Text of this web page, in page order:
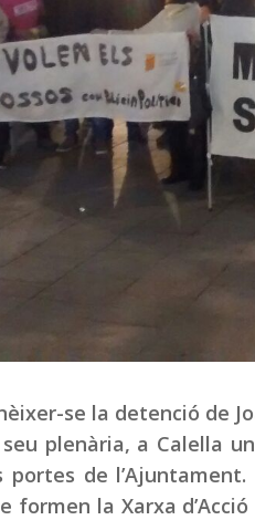
se la detenció de
plenària, a Calella
portes de
formen la Xarxa